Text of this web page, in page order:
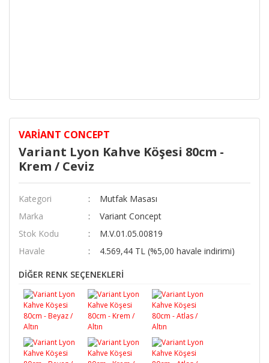
VARIANT CONCEPT
Variant Lyon Kahve Köşesi 80cm -
Krem / Ceviz
Kategori
Mutfak Masası
Marka
Variant Concept
Stok Kodu
M.V.01.05.00819
Havale
4.569,44 TL (%5,00 havale indirimi)
DİĞER RENK SEÇENEKLERİ